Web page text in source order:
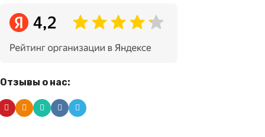
Отзывы о нас: